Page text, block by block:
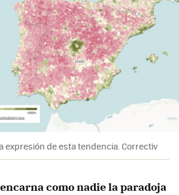
expresión de esta tendencia. Correctiv
como nadie la paradoja